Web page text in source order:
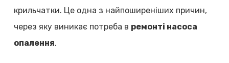
крильчатки. Це одна з найпоширеніших причин,
через яку виникає потреба в ремонті насоса
опалення.